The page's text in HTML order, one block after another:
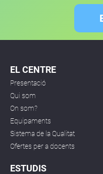
EL CENTRE
Presentació
Qui som
On som?
Equipaments
Sistema de la Qualitat
Ofertes per a docents
ESTUDIS